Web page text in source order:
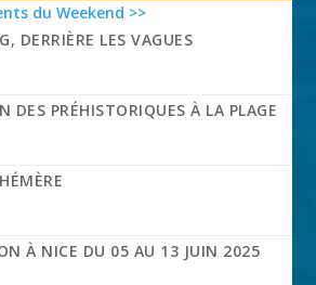
du Weekend >>
DERRIÈRE LES VAGUES
DES PRÉHISTORIQUES À LA PLAGE
À NICE DU 05 AU 13 JUIN 2025